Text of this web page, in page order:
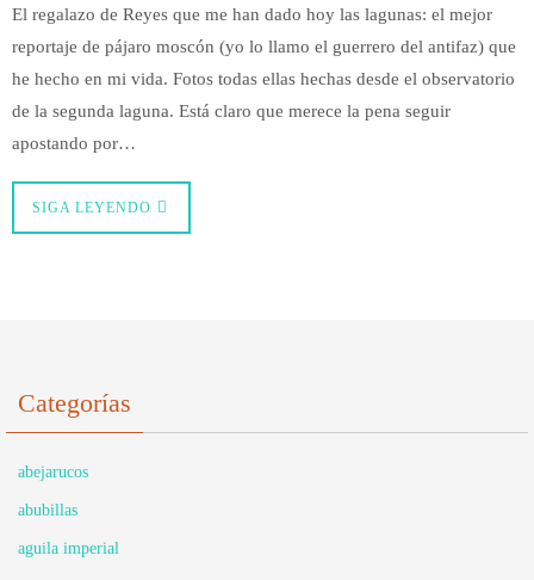
El regalazo de Reyes que me han dado hoy las lagunas: el mejor
reportaje de pájaro moscón (yo lo llamo el guerrero del antifaz) que
he hecho en mi vida. Fotos todas ellas hechas desde el observatorio
de la segunda laguna. Está claro que merece la pena seguir
apostando por…
SIGA LEYENDO
Categorías
abejarucos
abubillas
aguila imperial